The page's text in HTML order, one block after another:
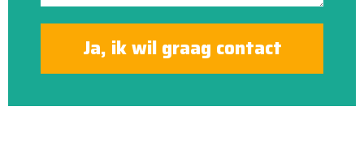
Ja, ik wil graag contact